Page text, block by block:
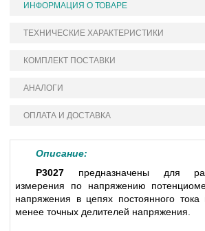
ИНФОРМАЦИЯ О ТОВАРЕ
ТЕХНИЧЕСКИЕ ХАРАКТЕРИСТИКИ
КОМПЛЕКТ ПОСТАВКИ
АНАЛОГИ
ОПЛАТА И ДОСТАВКА
Описание:
Р3027 предназначены для
измерения по напряжению
напряжения в цепях постоянного
менее точных делителей напряжения.